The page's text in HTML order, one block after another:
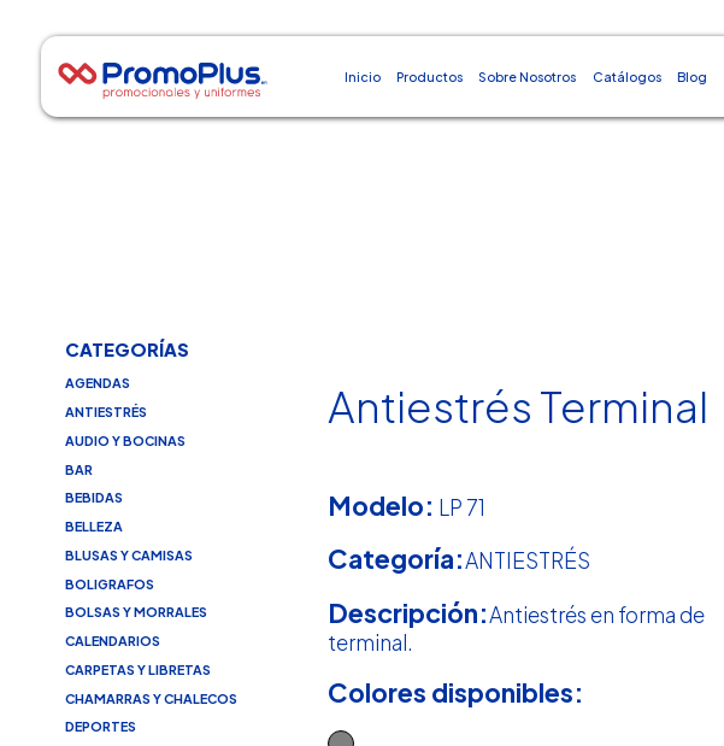
Inicio Productos Sobre Nosotros Catálogos Blog
CATEGORÍAS
AGENDAS
ANTIESTRÉS
AUDIO Y BOCINAS
BAR
BEBIDAS
BELLEZA
BLUSAS Y CAMISAS
BOLIGRAFOS
BOLSAS Y MORRALES
CALENDARIOS
CARPETAS Y LIBRETAS
CHAMARRAS Y CHALECOS
DEPORTES
Antiestrés Terminal
Modelo: LP 71
Categoría:ANTIESTRÉS
Descripción:Antiestrés en forma de
terminal.
Colores disponibles: